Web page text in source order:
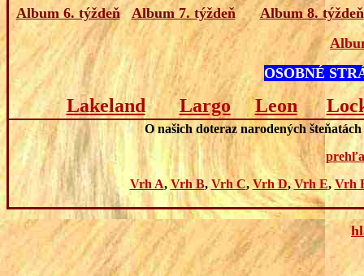
Album 6. týždeň
Album 7. týždeň
Album 8. týždeň
OSOBNÉ
Lakeland Largo Leon
O našich doteraz narodených
Vrh A, Vrh B,Vrh C, Vrh D,Vrh E,Vrh